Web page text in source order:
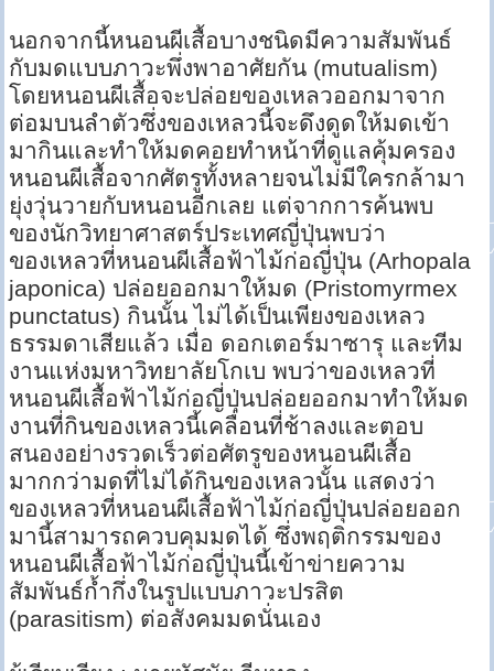
นอกจากนี้หนอนผีเสื้อบางชนิดมีความสัมพันธ์
กับมดแบบภาวะพึ่งพาอาศัยกัน (mutualism)
โดยหนอนผีเสื้อจะปล่อยของเหลวออกมาจาก
ต่อมบนลำตัวซึ่งของเหลวนี้จะดึงดูดให้มดเข้า
มากินและทำให้มดคอยทำหน้าที่ดูแลคุ้มครอง
หนอนผีเสื้อจากศัตรูทั้งหลายจนไม่มีใครกล้ามา
ยุ่งวุ่นวายกับหนอนอีกเลย แต่จากการค้นพบ
ของนักวิทยาศาสตร์ประเทศญี่ปุ่นพบว่า
ของเหลวที่หนอนผีเสื้อฟ้าไม้ก่อญี่ปุ่น (Arhopala
japonica) ปล่อยออกมาให้มด (Pristomyrmex
punctatus) กินนั้น ไม่ได้เป็นเพียงของเหลว
ธรรมดาเสียแล้ว เมื่อ ดอกเตอร์มาซารุ และทีม
งานแห่งมหาวิทยาลัยโกเบ พบว่าของเหลวที่
หนอนผีเสื้อฟ้าไม้ก่อญี่ปุ่นปล่อยออกมาทำให้มด
งานที่กินของเหลวนี้เคลื่อนที่ช้าลงและตอบ
สนองอย่างรวดเร็วต่อศัตรูของหนอนผีเสื้อ
มากกว่ามดที่ไม่ได้กินของเหลวนั้น แสดงว่า
ของเหลวที่หนอนผีเสื้อฟ้าไม้ก่อญี่ปุ่นปล่อยออก
มานี้สามารถควบคุมมดได้ ซึ่งพฤติกรรมของ
หนอนผีเสื้อฟ้าไม้ก่อญี่ปุ่นนี้เข้าข่ายความ
สัมพันธ์ก้ำกึ่งในรูปแบบภาวะปรสิต
(parasitism) ต่อสังคมมดนั่นเอง